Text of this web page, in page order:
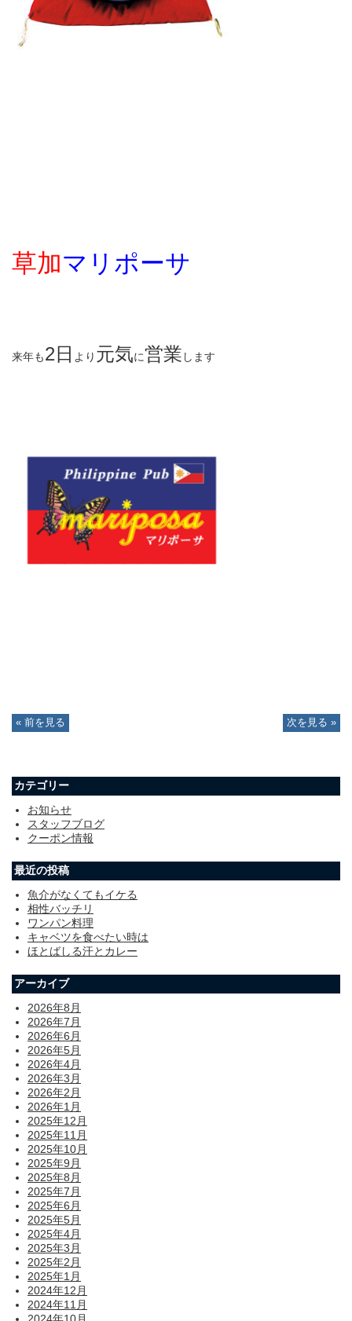
草加マリポーサ
来年も2日 より 元気に営業 します
« 前を見る 次を見る »
カテゴリー
お知らせ
スタッフブログ
クーポン情報
最近の投稿
魚介がなくてもイケる
相性バッチリ
ワンパン料理
キャベツを食べたい時は
ほとばしる汗とカレー
アーカイブ
2026年8月
2026年7月
2026年6月
2026年5月
2026年4月
2026年3月
2026年2月
2026年1月
2025年12月
2025年11月
2025年10月
2025年9月
2025年8月
2025年7月
2025年6月
2025年5月
2025年4月
2025年3月
2025年2月
2025年1月
2024年12月
2024年11月
2024年10月